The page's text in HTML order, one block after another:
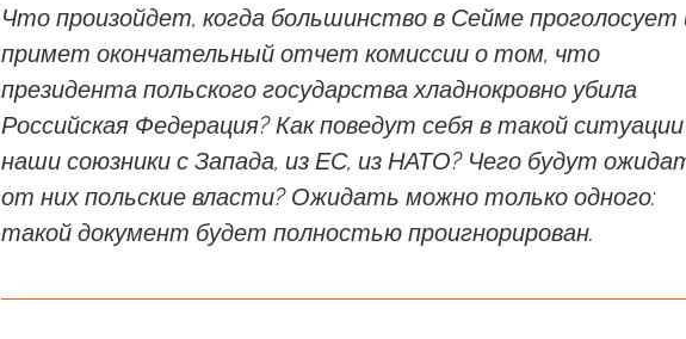
Что произойдет, когда большинство в Сейме проголосует
примет окончательный отчет комиссии о том, что
президента польского государства хладнокровно убила
Российская Федерация? Как поведут себя в такой ситуации
наши союзники с Запада, из ЕС, из НАТО? Чего будут
от них польские власти? Ожидать можно только одного:
такой документ будет полностью проигнорирован.